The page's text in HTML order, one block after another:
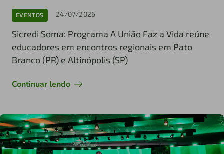
EVENTOS 24/07/2026
Sicredi Soma: Programa A União Faz a Vida reúne
educadores em encontros regionais em Pato
Branco (PR) e Altinópolis (SP)
Continuar lendo